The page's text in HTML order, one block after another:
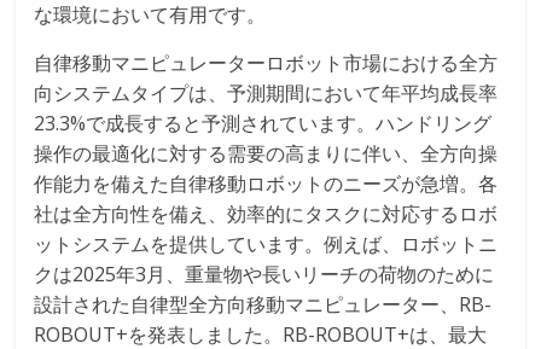
な環境において有用です。
自律移動マニピュレーターロボット市場における全方
向システムタイプは、予測期間において年平均成長率
23.3%で成長すると予測されています。ハンドリング
操作の最適化に対する需要の高まりに伴い、全方向操
作能力を備えた自律移動ロボットのニーズが急増。各
社は全方向性を備え、効率的にタスクに対応するロボ
ットシステムを提供しています。例えば、ロボットニ
クは2025年3月、重量物や長いリーチの荷物のために
設計された自律型全方向移動マニピュレーター、RB-
ROBOUT+を発表しました。RB-ROBOUT+は、最大